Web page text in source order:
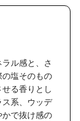
ル感と、さ
塩そのもの
る香りとし
系、ウッデ
で抜け感の